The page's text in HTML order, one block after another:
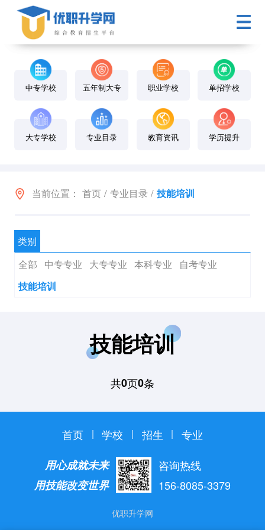
中专学校 五年制大专 职业学校 单招学校
大专学校 专业目录 教育资讯 学历提升
当前位置： 首页/ 专业目录 / 技能培训
类别
全部 中专专业 大专专业 本科专业 自考专业
技能培训
技能培训
共0页0条
首页 学校 招生
专业
用心成就未来
用技能改变世界
咨询热线
156-8085-3379
优职升学网